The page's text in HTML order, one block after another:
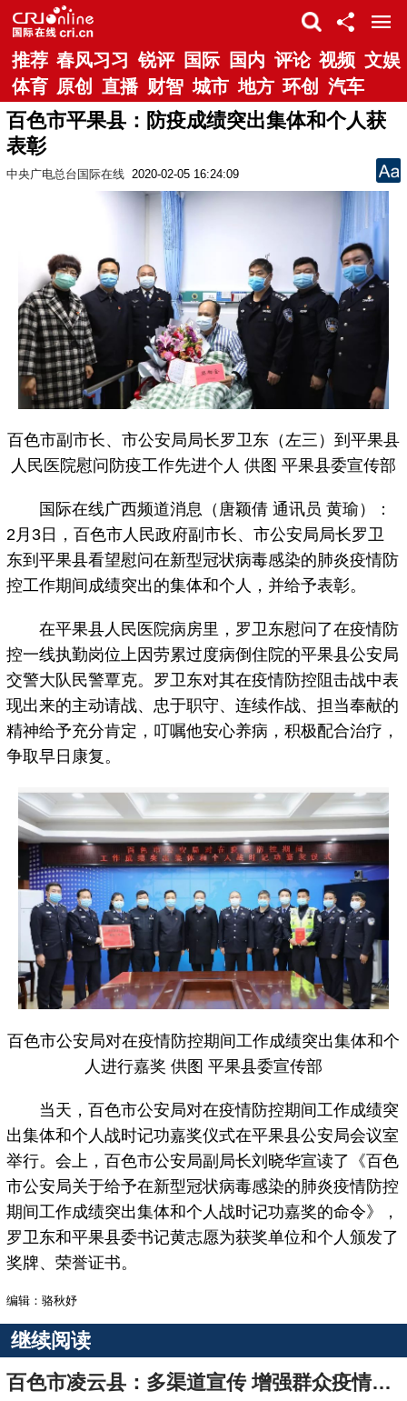
推荐 春风习习 锐评 国际 国内 评论 视频 文娱
体育 原创 直播 财智 城市 地方 环创 汽车
百色市平果县：防疫成绩突出集体和个人获
表彰
中央广电总台国际在线 2020-02-05 16:24:09
百色市副市长、市公安局局长罗卫东（左三）到平果县
人民医院慰问防疫工作先进个人 供图 平果县委宣传部
国际在线广西频道消息（唐颖倩 通讯员 黄瑜）：
2月3日，百色市人民政府副市长、市公安局局长罗卫
东到平果县看望慰问在新型冠状病毒感染的肺炎疫情防
控工作期间成绩突出的集体和个人，并给予表彰。
在平果县人民医院病房里，罗卫东慰问了在疫情防
控一线执勤岗位上因劳累过度病倒住院的平果县公安局
交警大队民警覃克。罗卫东对其在疫情防控阻击战中表
现出来的主动请战、忠于职守、连续作战、担当奉献的
精神给予充分肯定，叮嘱他安心养病，积极配合治疗，
争取早日康复。
百色市公安局对在疫情防控期间工作成绩突出集体和个
人进行嘉奖 供图 平果县委宣传部
当天，百色市公安局对在疫情防控期间工作成绩突
出集体和个人战时记功嘉奖仪式在平果县公安局会议室
举行。会上，百色市公安局副局长刘晓华宣读了《百色
市公安局关于给予在新型冠状病毒感染的肺炎疫情防控
期间工作成绩突出集体和个人战时记功嘉奖的命令》，
罗卫东和平果县委书记黄志愿为获奖单位和个人颁发了
奖牌、荣誉证书。
编辑：骆秋妤
继续阅读
百色市凌云县：多渠道宣传 增强群众疫情防控意识